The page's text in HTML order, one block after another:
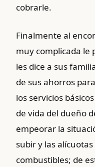
cobrarle.
Finalmente al
muy complicada le
les dice a sus
de sus ahorros
los servicios
de vida del dueño
empeorar la
subir y las
combustibles; de